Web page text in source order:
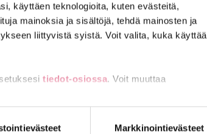
käyttäen teknologioita, kuten evästeitä,
mainoksia ja sisältöjä, tehdä mainosten ja
liittyvistä syistä. Voit valita, kuka käyttää
tiedot-osiossa. Voit muuttaa
käytetään tilastointi- tai
Markkinointievästeet